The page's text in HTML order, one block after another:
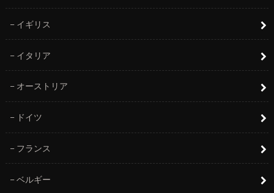
イギリス
イタリア
オーストリア
ドイツ
フランス
ベルギー